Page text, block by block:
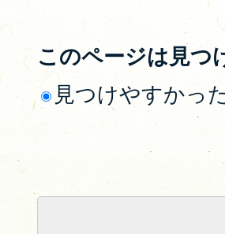
このページは見つ
見つけやすかっ